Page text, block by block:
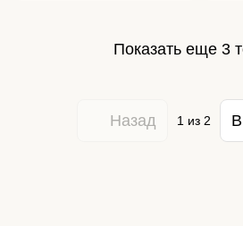
Показать еще 3
Назад 1из 2